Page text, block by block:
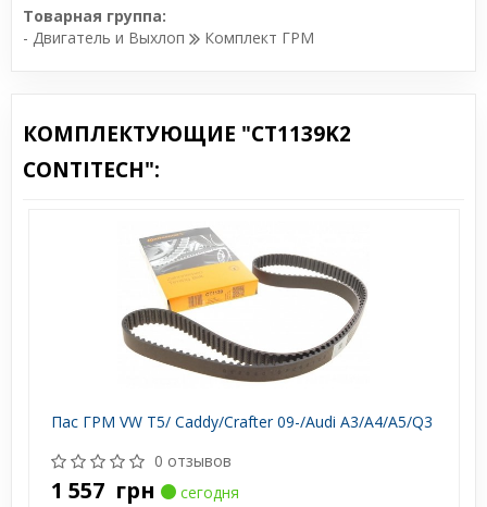
Товарная группа:
- Двигатель и Выхлоп
Комплект ГРМ
КОМПЛЕКТУЮЩИЕ "CT1139K2
CONTITECH":
Пас ГРМ VW T5/ Caddy/Crafter 09-/Audi A3/A4/A5/Q3
0 отзывов
1 557 грн
сегодня